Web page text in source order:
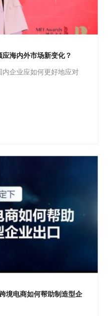
海内外市场新变化？
企业应如何更好地应对
境电商如何帮助制造型企